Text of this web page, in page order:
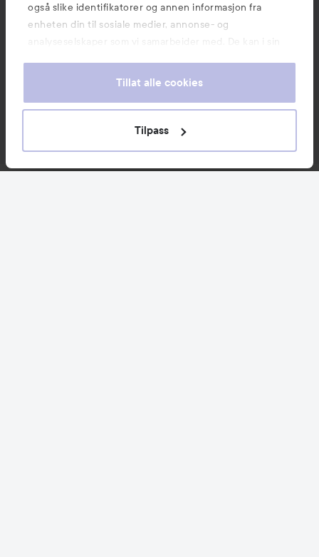
også slike identifikatorer og annen informasjon fra
enheten din til sosiale medier, annonse- og
analyseselskaper som vi samarbeider med. De kan i sin
informasjon som du har oppgitt eller som de har samlet
våre cookies ved å fortsette å bruke nettsiden vår. For
informasjon om hvordan du kan endre innstillingene for
Tillat alle cookies
Tilpass